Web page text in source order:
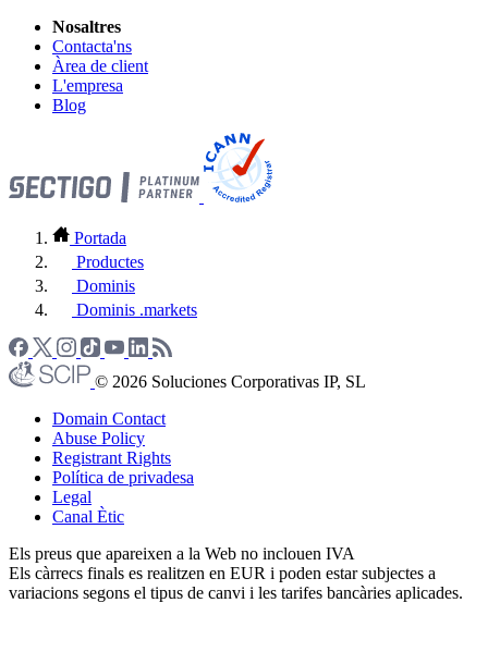
Nosaltres
Contacta'ns
Àrea de client
L'empresa
Blog
Portada
Productes
Dominis
Dominis .markets
© 2026 Soluciones Corporativas IP, SL
Domain Contact
Abuse Policy
Registrant Rights
Política de privadesa
Legal
Canal Ètic
Els preus que apareixen a la Web no inclouen IVA
Els càrrecs finals es realitzen en EUR i poden estar subjectes a
variacions segons el tipus de canvi i les tarifes bancàries aplicades.